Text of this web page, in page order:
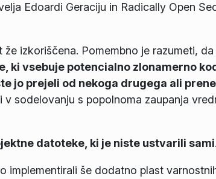
Edoardi Geraciju in Radically Open
izkoriščena. Pomembno je razumeti, da
ki vsebuje potencialno zlonamerno
jo prejeli od nekoga drugega ali
sodelovanju s popolnoma zaupanja
datoteke, ki je niste ustvarili sami
implementirali še dodatno plast